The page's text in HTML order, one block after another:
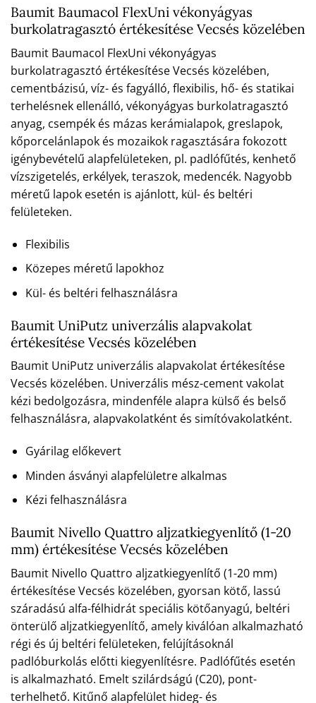
Baumit Baumacol FlexUni vékonyágyas
burkolatragasztó értékesítése Vecsés közelében
Baumit Baumacol FlexUni vékonyágyas
burkolatragasztó értékesítése Vecsés közelében,
cementbázisú, víz- és fagyálló, flexibilis, hő- és statikai
terhelésnek ellenálló, vékonyágyas burkolatragasztó
anyag, csempék és mázas kerámialapok, greslapok,
kőporcelánlapok és mozaikok ragasztására fokozott
igénybevételű alapfelületeken, pl. padlófűtés, kenhető
vízszigetelés, erkélyek, teraszok, medencék. Nagyobb
méretű lapok esetén is ajánlott, kül- és beltéri
felületeken.
Flexibilis
Közepes méretű lapokhoz
Kül- és beltéri felhasználásra
Baumit UniPutz univerzális alapvakolat
értékesítése Vecsés közelében
Baumit UniPutz univerzális alapvakolat értékesítése
Vecsés közelében. Univerzális mész-cement vakolat
kézi bedolgozásra, mindenféle alapra külső és belső
felhasználásra, alapvakolatként és simítóvakolatként.
Gyárilag előkevert
Minden ásványi alapfelületre alkalmas
Kézi felhasználásra
Baumit Nivello Quattro aljzatkiegyenlítő (1-20
mm) értékesítése Vecsés közelében
Baumit Nivello Quattro aljzatkiegyenlítő (1-20 mm)
értékesítése Vecsés közelében, gyorsan kötő, lassú
száradású alfa-félhidrát speciális kötőanyagú, beltéri
önterülő aljzatkiegyenlítő, amely kiválóan alkalmazható
régi és új beltéri felületeken, felújításoknál
padlóburkolás előtti kiegyenlítésre. Padlófűtés esetén
is alkalmazható. Emelt szilárdságú (C20), pont-
terhelhető. Kitűnő alapfelület hideg- és